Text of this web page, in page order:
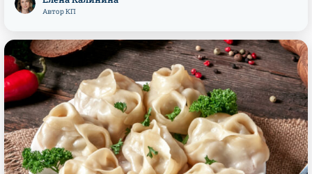
Автор КП